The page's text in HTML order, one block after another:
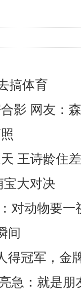
搞体育
影 网友：
王诗龄住
宝大对决
对动物要一
间
得冠军，金
急：就是朋